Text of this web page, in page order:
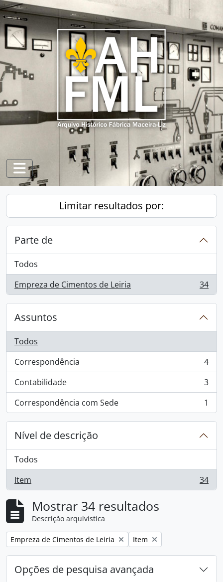
Skip to main content
Toggle navigation
Limitar resultados por:
Parte de
Todos
Empreza de Cimentos de Leiria
, 34 resultados 34
Assuntos
Todos
Correspondência
, 4 resultados
4
Contabilidade
, 3 resultados
3
Correspondência com Sede
, 1 resultados 1
Nível de descrição
Todos
Item
, 34 resultados 34
Mostrar 34 resultados
Descrição arquivística
Remove filter:
Empreza de Cimentos de Leiria Remove filter:
Item
Opções de pesquisa avançada